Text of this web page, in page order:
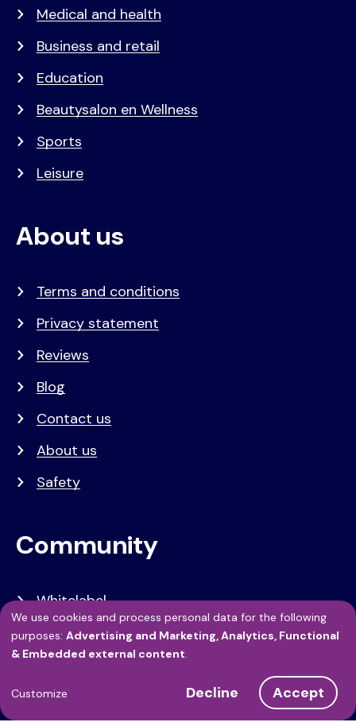
Medical and health
Business and retail
Education
Beautysalon en Wellness
Sports
Leisure
About us
Terms and conditions
Privacy statement
Reviews
Blog
Contact us
About us
Safety
Community
Whitelabel
Developers
API Referentie
Referenties
Use
personal
We use cookies and process personal data for the following
purposes: Advertising and Marketing, Analytics, Functional
& Embedded external content.
Customize Decline Accept